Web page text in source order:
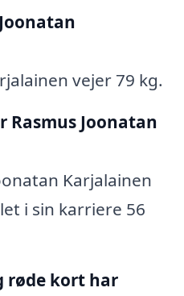
vejer 79 kg.
Rasmus Joonatan
Karjalainen
i sin karriere 56
røde kort har